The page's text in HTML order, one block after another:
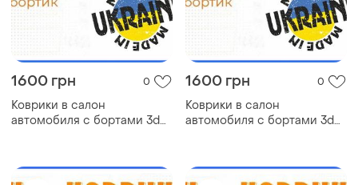
1600 грн 0
Коврики в салон
автомобиля с бортами 3d
эва
1600 грн 0
Коврики в салон
автомобиля с бортами 3d